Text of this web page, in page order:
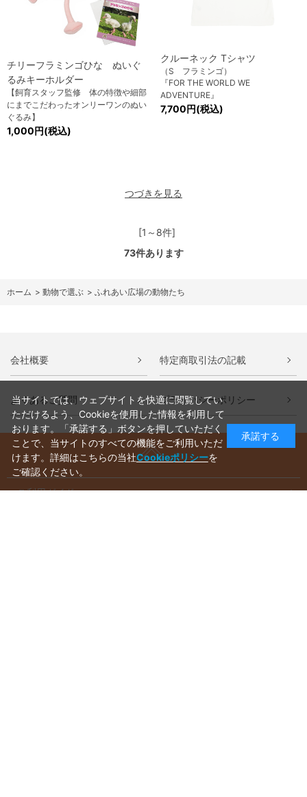
チリーフラミンゴひな ぬいぐ
るみキーホルダー
【飼育スタッフ監修 体の特徴や細部
にまでこだわったオンリーワンのぬい
ぐるみ】
1,000円(税込)
クルーネック Tシャツ
（S フラミンゴ）
『FOR THE WORLD WE
ADVENTURE』
7,700円(税込)
つづきを見る
[1～8件]
73件あります
ホーム > 動物で選ぶ > ふれあい広場の動物たち
会社概要 特定商取引法の記載
よくあるご質問 プライバシーポリシー
ご利用ガイド
当サイトでは、ウェブサイトを快適に閲覧してい
ただけるよう、Cookieを使用した情報を利用して
おります。「承諾する」ボタンを押していただく
ことで、当サイトのすべての機能をご利用いただ
けます。詳細はこちらの当社Cookieポリシーを
ご確認ください。
承諾する